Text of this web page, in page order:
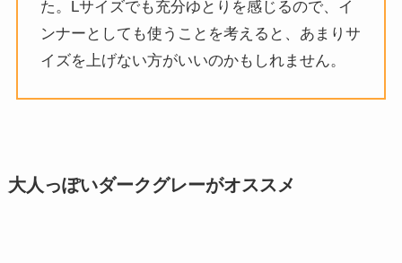
た。Lサイズでも充分ゆとりを感じるので、イ
ンナーとしても使うことを考えると、あまりサ
イズを上げない方がいいのかもしれません。
大人っぽいダークグレーがオススメ